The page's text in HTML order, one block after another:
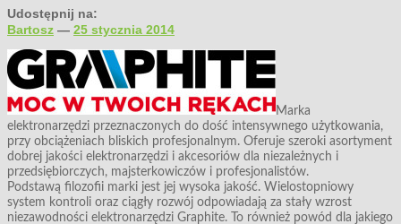
Udostępnij na:
Bartosz — 25 stycznia 2014
Marka
elektronarzędzi przeznaczonych do dość intensywnego użytkowania,
przy obciążeniach bliskich profesjonalnym. Oferuje szeroki asortyment
dobrej jakości elektronarzędzi i akcesoriów dla niezależnych i
przedsiębiorczych, majsterkowiczów i profesjonalistów.
Podstawą filozofii marki jest jej wysoka jakość. Wielostopniowy
system kontroli oraz ciągły rozwój odpowiadają za stały wzrost
niezawodności elektronarzędzi Graphite. To również powód dla jakiego